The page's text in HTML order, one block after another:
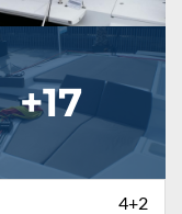
+17
4+2